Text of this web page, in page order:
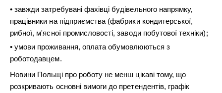
завжди затребувані фахівці будівельного напрямку,
працівники на підприємства (фабрики кондитерської,
рибної, м'ясної промисловості, заводи побутової техніки);
умови проживання, оплата обумовлюються з
роботодавцем.
Новини Польщі про роботу не менш цікаві тому, що
розкривають основні вимоги до претендентів, графік